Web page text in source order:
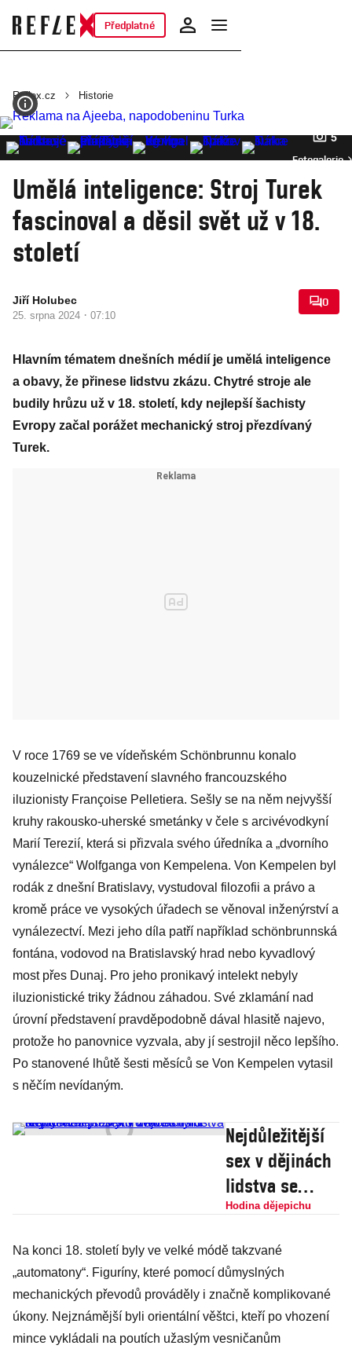
Předplatné
Reflex.cz Historie
5
Fotogalerie
Umělá inteligence: Stroj Turek
fascinoval a děsil svět už v 18.
století
Jiří Holubec
25. srpna 2024 · 07:10
0
Hlavním tématem dnešních médií je umělá inteligence
a obavy, že přinese lidstvu zkázu. Chytré stroje ale
budily hrůzu už v 18. století, kdy nejlepší šachisty
Evropy začal porážet mechanický stroj přezdívaný
Turek.
V roce 1769 se ve vídeňském Schönbrunnu konalo
kouzelnické představení slavného francouzského
iluzionisty Françoise Pelletiera. Sešly se na něm nejvyšší
kruhy rakousko-uherské smetánky v čele s arcivévodkyní
Marií Terezií, která si přizvala svého úředníka a „dvorního
vynálezce“ Wolfganga von Kempelena. Von Kempelen byl
rodák z dnešní Bratislavy, vystudoval filozofii a právo a
kromě práce ve vysokých úřadech se věnoval inženýrství a
vynálezectví. Mezi jeho díla patří například schönbrunnská
fontána, vodovod na Bratislavský hrad nebo kyvadlový
most přes Dunaj. Pro jeho pronikavý intelekt nebyly
iluzionistické triky žádnou záhadou. Své zklamání nad
úrovní představení pravděpodobně dával hlasitě najevo,
protože ho panovnice vyzvala, aby jí sestrojil něco lepšího.
Po stanovené lhůtě šesti měsíců se Von Kempelen vytasil
s něčím nevídaným.
Nejdůležitější
sex v dějinách
lidstva se
odehrál před
tisíci lety…
Mezi různými
živočišnými
druhy
Hodina dějepichu
Na konci 18. století byly ve velké módě takzvané
„automatony“. Figuríny, které pomocí důmyslných
mechanických převodů prováděly i značně komplikované
úkony. Nejznámější byli orientální věštci, kteří po vhození
mince vykládali na poutích užaslým vesničanům